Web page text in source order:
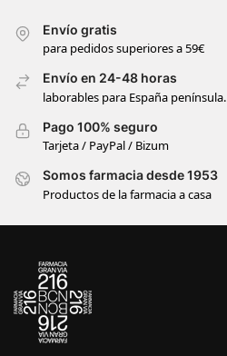
Envío gratis
para pedidos superiores a 59€
Envío en 24-48 horas
laborables para España península.
Pago 100% seguro
Tarjeta / PayPal / Bizum
Somos farmacia desde 1953
Productos de la farmacia a casa